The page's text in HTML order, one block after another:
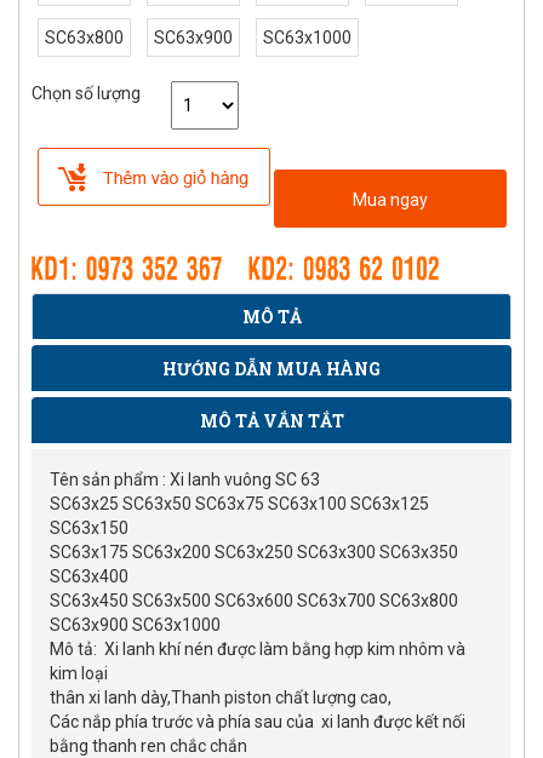
SC63x800 SC63x900 SC63x1000
Chọn số lượng
Mua ngay
MÔ TẢ
HƯỚNG DẪN MUA HÀNG
MÔ TẢ VẮN TẮT
Tên sản phẩm : Xi lanh vuông SC 63
SC63x25 SC63x50 SC63x75 SC63x100 SC63x125
SC63x150
SC63x175 SC63x200 SC63x250 SC63x300 SC63x350
SC63x400
SC63x450 SC63x500 SC63x600 SC63x700 SC63x800
SC63x900 SC63x1000
Mô tả: Xi lanh khí nén được làm bằng hợp kim nhôm và
kim loại
thân xi lanh dày,Thanh piston chất lượng cao,
Các nắp phía trước và phía sau của xi lanh được kết nối
bằng thanh ren chắc chắn